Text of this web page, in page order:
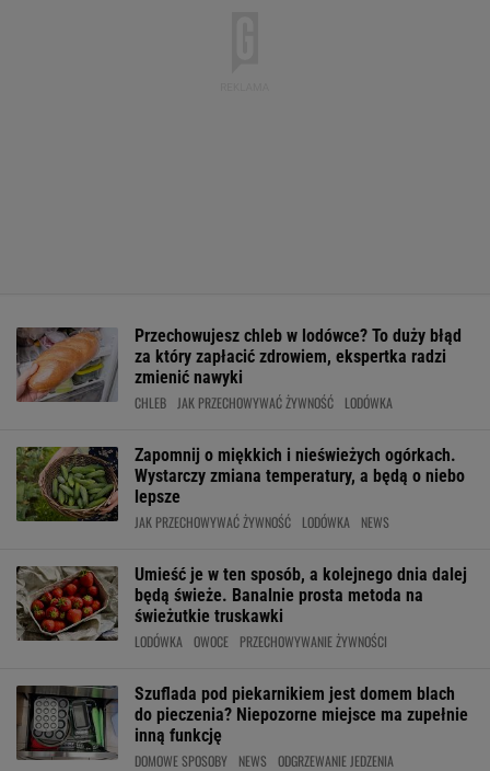
Przechowujesz chleb w lodówce? To duży błąd
za który zapłacić zdrowiem, ekspertka radzi
zmienić nawyki
CHLEB JAK PRZECHOWYWAĆ ŻYWNOŚĆ LODÓWKA
Zapomnij o miękkich i nieświeżych ogórkach.
Wystarczy zmiana temperatury, a będą o niebo
lepsze
JAK PRZECHOWYWAĆ ŻYWNOŚĆ LODÓWKA NEWS
Umieść je w ten sposób, a kolejnego dnia dalej
będą świeże. Banalnie prosta metoda na
świeżutkie truskawki
LODÓWKA OWOCE PRZECHOWYWANIE ŻYWNOŚCI
Szuflada pod piekarnikiem jest domem blach
do pieczenia? Niepozorne miejsce ma zupełnie
inną funkcję
DOMOWE SPOSOBY NEWS ODGRZEWANIE JEDZENIA